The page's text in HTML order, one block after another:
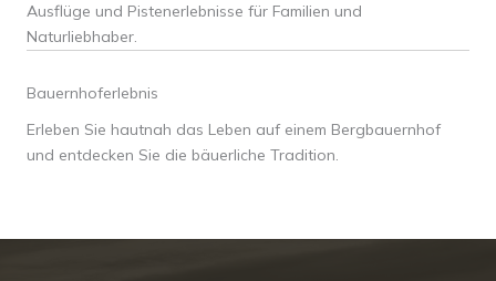
Ausflüge und Pistenerlebnisse für Familien und
Naturliebhaber.
Bauernhoferlebnis
Erleben Sie hautnah das Leben auf einem Bergbauernhof
und entdecken Sie die bäuerliche Tradition.